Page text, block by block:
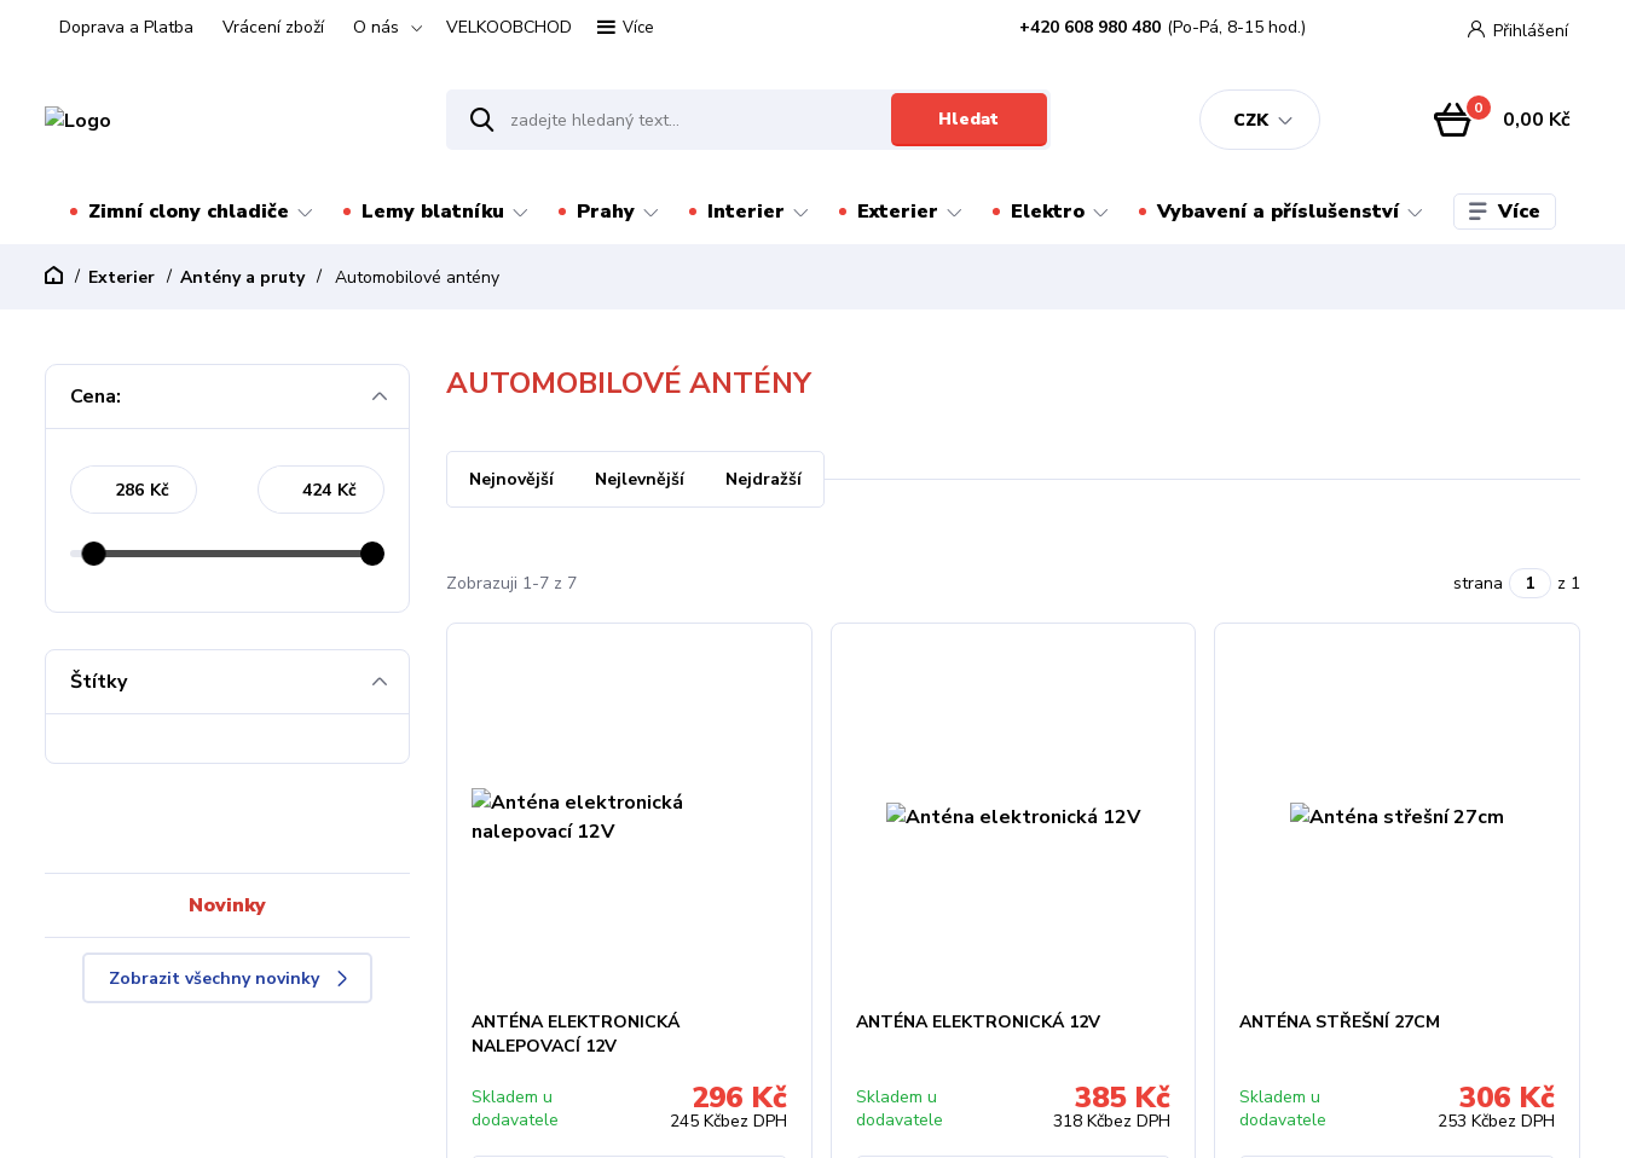
Doprava a Platba Vrácení zboží O nás VELKOOBCHOD Více
CZK
Přihlášení
Hledat
+420 608 980 480 (Po-Pá, 8-15 hod.)
0 0,00 Kč
Zimní clony chladiče Lemy blatníku Prahy Interier Exterier Elektro Vybavení a příslušenství Více
Exterier Antény a pruty Automobilové antény
AUTOMOBILOVÉ ANTÉNY
Nejnovější Nejlevnější Nejdražší
Zobrazuji 1-7 z 7 strana z 1
ANTÉNA ELEKTRONICKÁ
NALEPOVACÍ 12V
296 Kč
245 Kčbez DPH
Skladem u
dodavatele
ANTÉNA ELEKTRONICKÁ 12V
385 Kč
318 Kčbez DPH
Skladem u
dodavatele
ANTÉNA STŘEŠNÍ 27CM
306 Kč
253 Kčbez DPH
Skladem u
dodavatele
Cena:
Kč Kč
Štítky
Novinky
Zobrazit všechny novinky